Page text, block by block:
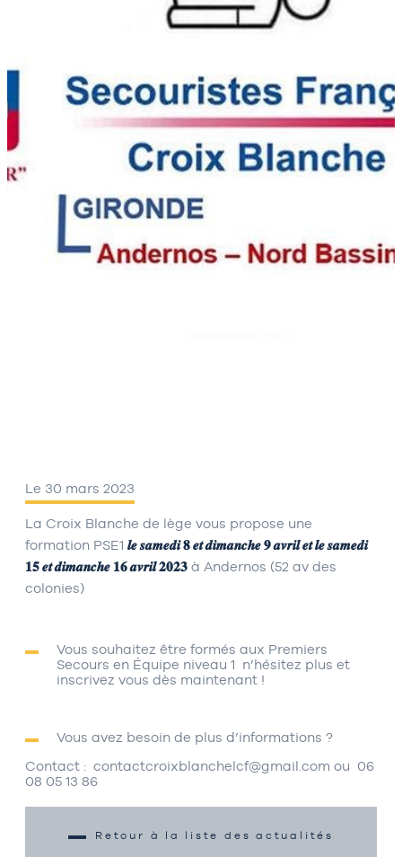
Le 30 mars 2023
La Croix Blanche de lège vous propose une
formation PSE1 𝒍𝒆 𝒔𝒂𝒎𝒆𝒅𝒊 𝟖 𝒆𝒕 𝒅𝒊𝒎𝒂𝒏𝒄𝒉𝒆 𝟗 𝒂𝒗𝒓𝒊𝒍 𝒆𝒕 𝒍𝒆 𝒔𝒂𝒎𝒆𝒅𝒊
𝟏𝟓 𝒆𝒕 𝒅𝒊𝒎𝒂𝒏𝒄𝒉𝒆 𝟏𝟔 𝒂𝒗𝒓𝒊𝒍 𝟐𝟎𝟐𝟑 à Andernos (52 av des
colonies)
Vous souhaitez être formés aux Premiers
Secours en Équipe niveau 1 n’hésitez plus et
inscrivez vous dès maintenant !
Vous avez besoin de plus d’informations ?
Contact : contactcroixblanchelcf@gmail.com ou 06
08 05 13 86
Retour à la liste des actualités